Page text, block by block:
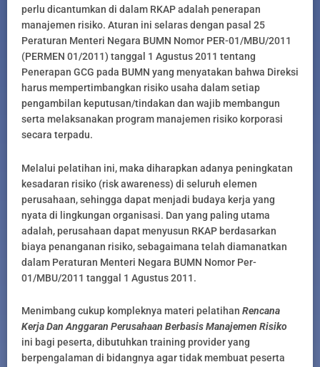
perlu dicantumkan di dalam RKAP adalah penerapan
manajemen risiko. Aturan ini selaras dengan pasal 25
Peraturan Menteri Negara BUMN Nomor PER-01/MBU/2011
(PERMEN 01/2011) tanggal 1 Agustus 2011 tentang
Penerapan GCG pada BUMN yang menyatakan bahwa Direksi
harus mempertimbangkan risiko usaha dalam setiap
pengambilan keputusan/tindakan dan wajib membangun
serta melaksanakan program manajemen risiko korporasi
secara terpadu.
Melalui pelatihan ini, maka diharapkan adanya peningkatan
kesadaran risiko (risk awareness) di seluruh elemen
perusahaan, sehingga dapat menjadi budaya kerja yang
nyata di lingkungan organisasi. Dan yang paling utama
adalah, perusahaan dapat menyusun RKAP berdasarkan
biaya penanganan risiko, sebagaimana telah diamanatkan
dalam Peraturan Menteri Negara BUMN Nomor Per-
01/MBU/2011 tanggal 1 Agustus 2011.
Menimbang cukup kompleknya materi pelatihan Rencana
Kerja Dan Anggaran Perusahaan Berbasis Manajemen Risiko
ini bagi peserta, dibutuhkan training provider yang
berpengalaman di bidangnya agar tidak membuat peserta